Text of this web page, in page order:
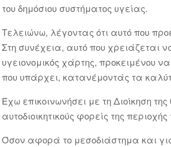
του δημόσιου συστήματος υγείας.
Τελειώνω, λέγοντας ότι αυτό που
Στη συνέχεια, αυτό που χρειάζεται
υγειονομικός χάρτης, προκειμένου
που υπάρχει, κατανέμοντάς τα
Έχω επικοινωνήσει με τη Διοίκηση
αυτοδιοικητικούς φορείς της
Όσον αφορά το μεσοδιάστημα και